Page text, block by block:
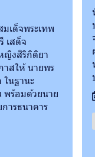
เด็จพระเทพ
เสด็จ
ญิงสิริกิติยา
าสให้ นายพร
ในฐานะ
พร้อมด้วยนาย
ารธนาคาร